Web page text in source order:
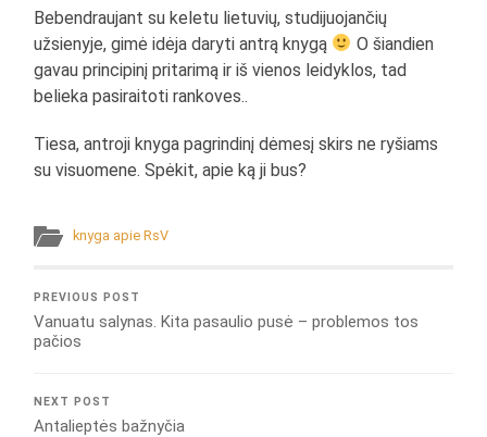
Bebendraujant su keletu lietuvių, studijuojančių
užsienyje, gimė idėja daryti antrą knygą
O šiandien
gavau principinį pritarimą ir iš vienos leidyklos, tad
belieka pasiraitoti rankoves..
Tiesa, antroji knyga pagrindinį dėmesį skirs ne ryšiams
su visuomene. Spėkit, apie ką ji bus?
knyga apie RsV
PREVIOUS POST
Vanuatu salynas. Kita pasaulio pusė – problemos tos
pačios
NEXT POST
Antalieptės bažnyčia